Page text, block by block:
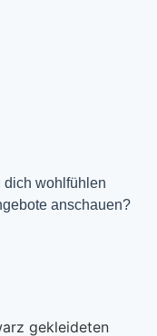
dich wohlfühlen
anschauen?